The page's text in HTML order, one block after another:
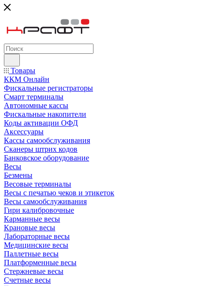
Товары
ККМ Онлайн
Фискальные регистраторы
Смарт терминалы
Автономные кассы
Фискальные накопители
Коды активации ОФД
Аксессуары
Кассы самообслуживания
Сканеры штрих кодов
Банковское оборудование
Весы
Безмены
Весовые терминалы
Весы с печатью чеков и этикеток
Весы самообслуживания
Гири калибровочные
Карманные весы
Крановые весы
Лабораторные весы
Медицинские весы
Паллетные весы
Платформенные весы
Стержневые весы
Счетные весы